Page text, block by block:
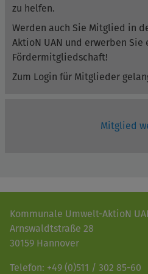
zu helfen.
Werden auch Sie Mitglied in
AktioN UAN und erwerben Sie
Fördermitgliedschaft!
Zum Login für Mitglieder
Mitglied
Kommunale Umwelt-AktioN
Arnswaldtstraße 28
30159 Hannover
Telefon: +49 (0)511 / 302 85-60